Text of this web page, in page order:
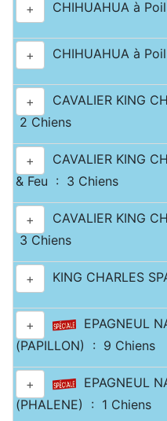
+ CHIHUAHUA à
+ CHIHUAHUA à
+
CAVALIER KING
2 Chiens
+
CAVALIER KING
& Feu : 3 Chiens
+
CAVALIER KING
3 Chiens
+ KING CHARLES
+
EPAGNEUL
(PAPILLON) : 9 Chiens
+
EPAGNEUL
(PHALENE) : 1 Chiens